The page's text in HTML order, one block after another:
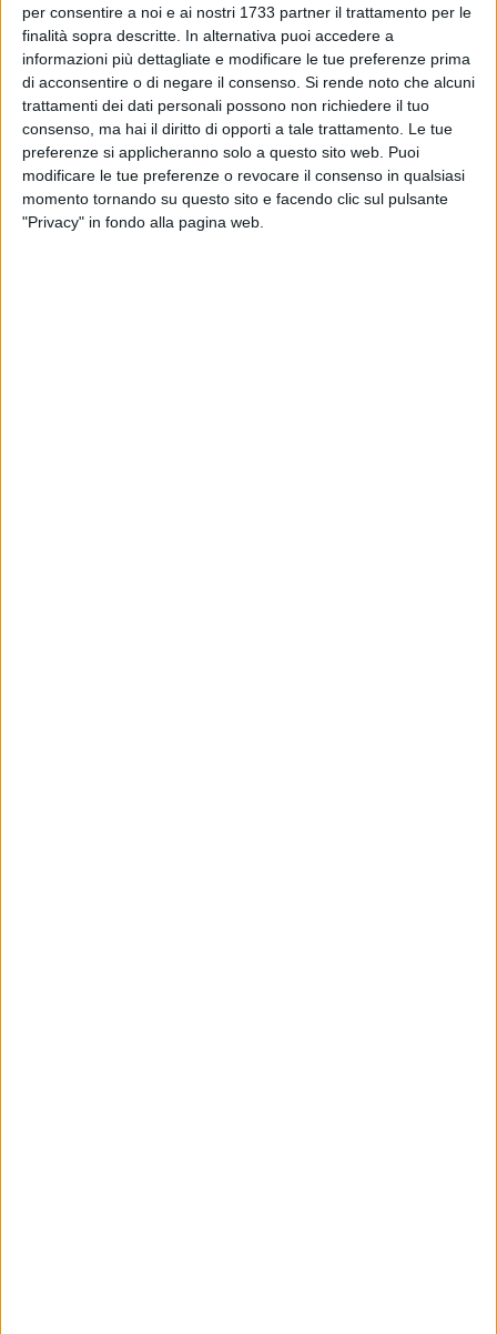
per consentire a noi e ai nostri 1733 partner il trattamento per le
finalità sopra descritte. In alternativa puoi accedere a
informazioni più dettagliate e modificare le tue preferenze prima
di acconsentire o di negare il consenso. Si rende noto che alcuni
trattamenti dei dati personali possono non richiedere il tuo
consenso, ma hai il diritto di opporti a tale trattamento. Le tue
preferenze si applicheranno solo a questo sito web. Puoi
modificare le tue preferenze o revocare il consenso in qualsiasi
momento tornando su questo sito e facendo clic sul pulsante
"Privacy" in fondo alla pagina web.
Accoglienza da vera stella per Ronaldinho all'aeroporto di
Bari-Palese "Karol Wojtyła": l'ex fuoriclasse brasiliano è
atterrato nel capoluogo pugliese per prendere parte nella
serata di domani a Barletta al Jogo dos Famosos allo stadio
Puttilli. Di fronte ci saranno in campo ex campioni brasiliani
e azzurri come Maicon, Aldair, Iaquinta, Zaccardo,
Quagliarella.